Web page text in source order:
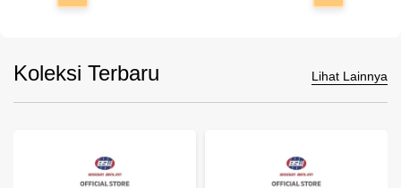
Koleksi Terbaru Lihat Lainnya